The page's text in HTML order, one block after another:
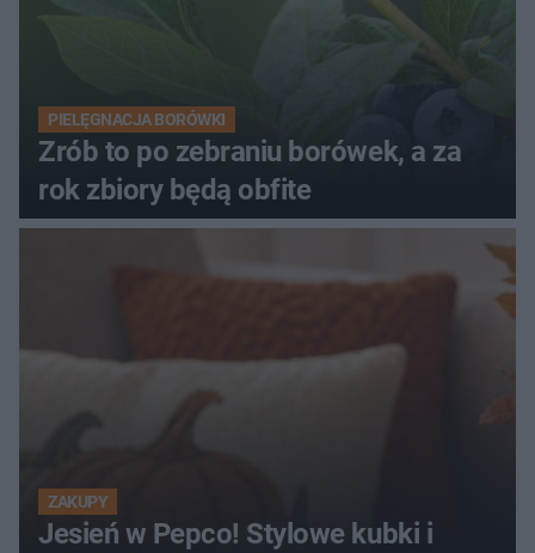
PIELĘGNACJA BORÓWKI
Zrób to po zebraniu borówek, a za
rok zbiory będą obfite
ZAKUPY
Jesień w Pepco! Stylowe kubki i